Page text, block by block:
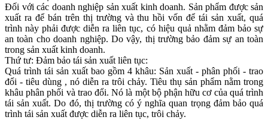
Đối với các doanh nghiệp sản xuất kinh doanh. Sản phẩm được sản
xuất ra để bán trên thị trường và thu hồi vốn để tái sản xuất, quá
trình này phải được diễn ra liên tục, có hiệu quả nhằm đảm bảo sự
an toàn cho doanh nghiệp. Do vậy, thị trường bảo đảm sự an toàn
trong sản xuất kinh doanh.
Thứ tư: Đảm bảo tái sản xuất liên tục:
Quá trình tái sản xuất bao gồm 4 khâu: Sản xuất - phân phối - trao
đổi - tiêu dùng , nó diễn ra trôi chảy. Tiêu thụ sản phẩm nằm trong
khâu phân phối và trao đổi. Nó là một bộ phận hữu cơ của quá trình
tái sản xuất. Do đó, thị trường có ý nghĩa quan trọng đảm bảo quá
trình tái sản xuất được diễn ra liên tục, trôi chảy.